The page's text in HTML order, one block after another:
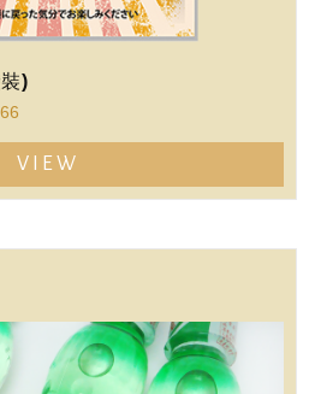
)
VIEW